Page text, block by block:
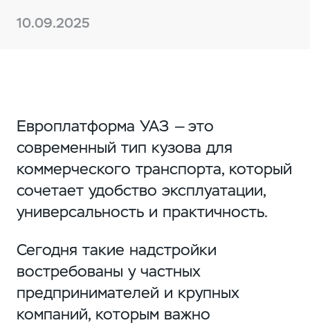
10.09.2025
Европлатформа УАЗ — это
современный тип кузова для
коммерческого транспорта, который
сочетает удобство эксплуатации,
универсальность и практичность.
Сегодня такие надстройки
востребованы у частных
предпринимателей и крупных
компаний, которым важно